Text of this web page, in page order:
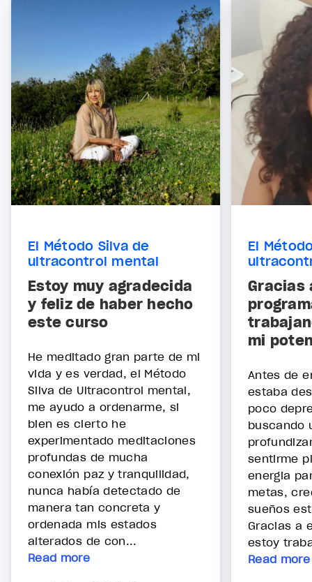
El Método Silva de
ultracontrol mental
Estoy muy agradecida
y feliz de haber hecho
este curso
He meditado gran parte de mi
vida y es verdad, el Método
Silva de Ultracontrol mental,
me ayudo a ordenarme, si
bien es cierto he
experimentado meditaciones
profundas de mucha
conexión paz y tranquilidad,
nunca había detectado de
manera tan concreta y
ordenada mis estados
alterados de con...
Read more
El
Gracias
mi
Antes de
estaba
poco
buscando
sentirme
energia
metas,
sueños
Gracias a
estoy
Read more